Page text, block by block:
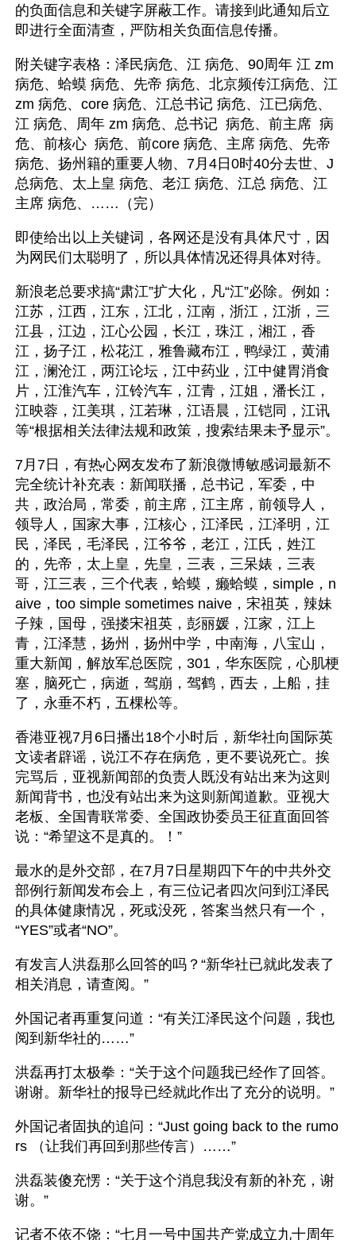
的负面信息和关键字屏蔽工作。请接到此通知后立
即进行全面清查，严防相关负面信息传播。
附关键字表格：泽民病危、江 病危、90周年 江 zm
病危、蛤蟆 病危、先帝 病危、北京频传江病危、江
zm 病危、core 病危、江总书记 病危、江已病危、
江 病危、周年 zm 病危、总书记  病危、前主席  病
危、前核心  病危、前core 病危、主席 病危、先帝
病危、扬州籍的重要人物、7月4日0时40分去世、J
总病危、太上皇 病危、老江 病危、江总 病危、江
主席 病危、……（完）
即使给出以上关键词，各网还是没有具体尺寸，因
为网民们太聪明了，所以具体情况还得具体对待。
新浪老总要求搞“肃江”扩大化，凡“江”必除。例如：
江苏，江西，江东，江北，江南，浙江，江浙，三
江县，江边，江心公园，长江，珠江，湘江，香
江，扬子江，松花江，雅鲁藏布江，鸭绿江，黄浦
江，澜沧江，两江论坛，江中药业，江中健胃消食
片，江淮汽车，江铃汽车，江青，江姐，潘长江，
江映蓉，江美琪，江若琳，江语晨，江铠同，江讯
等“根据相关法律法规和政策，搜索结果未予显示”。
7月7日，有热心网友发布了新浪微博敏感词最新不
完全统计补充表：新闻联播，总书记，军委，中
共，政治局，常委，前主席，江主席，前领导人，
领导人，国家大事，江核心，江泽民，江泽明，江
民，泽民，毛泽民，江爷爷，老江，江氏，姓江
的，先帝，太上皇，先皇，三表，三呆婊，三表
哥，江三表，三个代表，蛤蟆，癞蛤蟆，simple，n
aive，too simple sometimes naive，宋祖英，辣妹
子辣，国母，强搂宋祖英，彭丽媛，江家，江上
青，江泽慧，扬州，扬州中学，中南海，八宝山，
重大新闻，解放军总医院，301，华东医院，心肌梗
塞，脑死亡，病逝，驾崩，驾鹤，西去，上船，挂
了，永垂不朽，五棵松等。
香港亚视7月6日播出18个小时后，新华社向国际英
文读者辟谣，说江不存在病危，更不要说死亡。挨
完骂后，亚视新闻部的负责人既没有站出来为这则
新闻背书，也没有站出来为这则新闻道歉。亚视大
老板、全国青联常委、全国政协委员王征直面回答
说：“希望这不是真的。！”
最水的是外交部，在7月7日星期四下午的中共外交
部例行新闻发布会上，有三位记者四次问到江泽民
的具体健康情况，死或没死，答案当然只有一个，
“YES”或者“NO”。
有发言人洪磊那么回答的吗？“新华社已就此发表了
相关消息，请查阅。”
外国记者再重复问道：“有关江泽民这个问题，我也
阅到新华社的……”
洪磊再打太极拳：“关于这个问题我已经作了回答。
谢谢。新华社的报导已经就此作出了充分的说明。”
外国记者固执的追问：“Just going back to the rumo
rs （让我们再回到那些传言）……”
洪磊装傻充愣：“关于这个消息我没有新的补充，谢
谢。”
记者不依不饶：“七月一号中国共产党成立九十周年